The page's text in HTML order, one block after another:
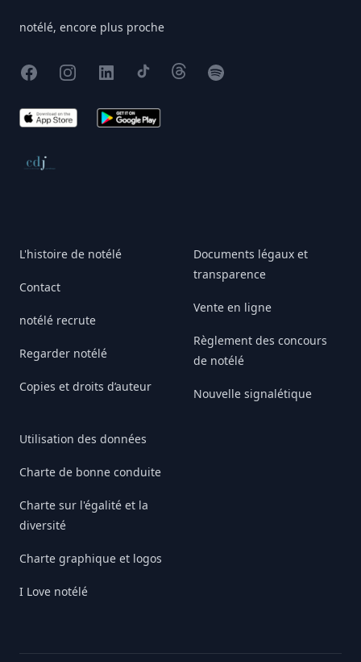
notélé, encore plus proche
FacebookInstagram
X TikTokThreadsSpotify
App Store Google Play
Conseil de déontologie journalistique
L'histoire de notélé
Contact
notélé recrute
Regarder notélé
Copies et droits d’auteur
Utilisation des données
Charte de bonne conduite
Charte sur l'égalité et la
diversité
Charte graphique et logos
I Love notélé
Documents légaux et
transparence
Vente en ligne
Règlement des concours
de notélé
Nouvelle signalétique